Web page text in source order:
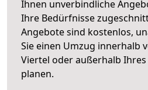
Ihnen unverbindliche
Ihre Bedürfnisse
Angebote sind kostenlos,
Sie einen Umzug innerhalb
Viertel oder außerhalb
planen.